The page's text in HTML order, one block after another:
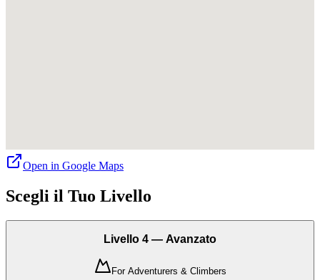
Open in Google Maps
Scegli il Tuo Livello
Livello 4 — Avanzato
For Adventurers & Climbers